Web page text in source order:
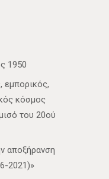
1950
εμπορικός,
κόσμος
του 20ού
αποξήρανση
2021)»